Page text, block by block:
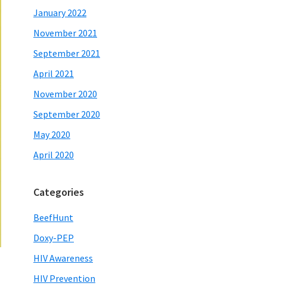
January 2022
November 2021
September 2021
April 2021
November 2020
September 2020
May 2020
April 2020
Categories
BeefHunt
Doxy-PEP
HIV Awareness
HIV Prevention